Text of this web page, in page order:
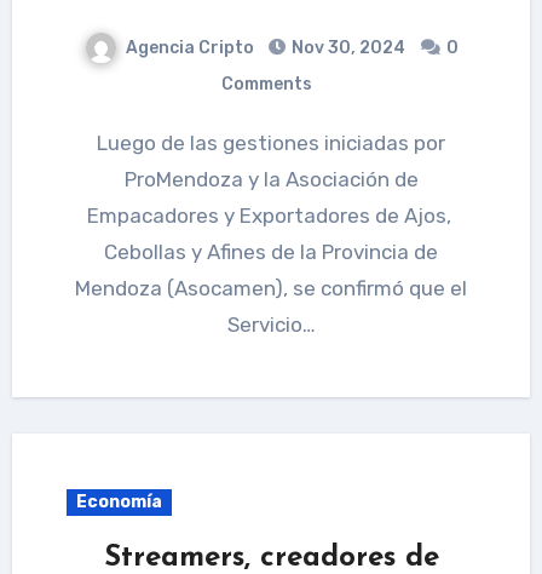
Agencia Cripto Nov 30, 2024
0
Comments
Luego de las gestiones iniciadas por
ProMendoza y la Asociación de
Empacadores y Exportadores de Ajos, ​​
Cebollas y Afines de la Provincia de
Mendoza (Asocamen), se confirmó que el
Servicio…
Economía
Streamers, creadores de